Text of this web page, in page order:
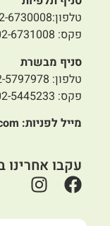
טלפון:02-6730008
פקס: 02-6731008
סניף מבשרת
טלפון: 02-5797978
פקס: 02-5445233
מייל לפניות:
עקבו